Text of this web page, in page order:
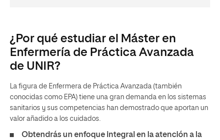
¿Por qué estudiar el Máster en
Enfermería de Práctica Avanzada
de UNIR?
La figura de Enfermera de Práctica Avanzada (también
conocidas como EPA) tiene una gran demanda en los sistemas
sanitarios y sus competencias han demostrado que aportan un
valor añadido a los cuidados.
Obtendrás un enfoque integral en la atención a la